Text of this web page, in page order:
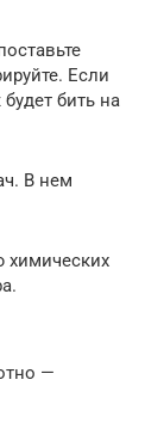
Если
бить на
В нем
химических
—